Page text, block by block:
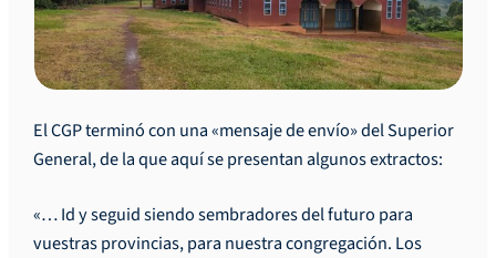
El CGP terminó con una «mensaje de envío» del Superior
General, de la que aquí se presentan algunos extractos:
«… Id y seguid siendo sembradores del futuro para
vuestras provincias, para nuestra congregación. Los